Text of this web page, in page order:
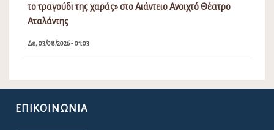
το τραγούδι της χαράς» στο Αιάντειο Ανοιχτό Θέατρο
Αταλάντης
Δε, 03/08/2026 - 01:03
ΕΠΙΚΟΙΝΩΝΊΑ